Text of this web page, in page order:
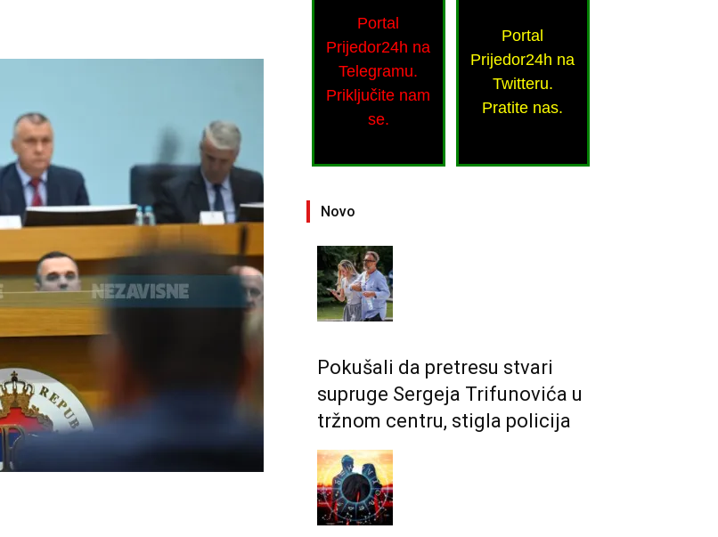
Portal
Prijedor24h na
Telegramu.
Priključite nam
se.
Portal
Prijedor24h na
Twitteru.
Pratite nas.
Novo
Pokušali da pretresu stvari
supruge Sergeja Trifunovića u
tržnom centru, stigla policija